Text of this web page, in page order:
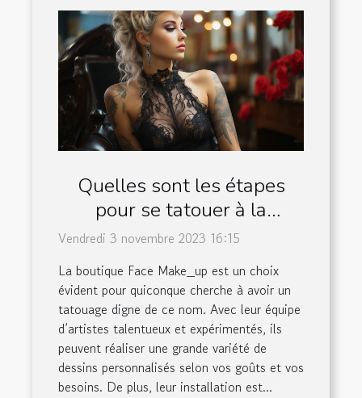
Quelles sont les étapes
pour se tatouer à la
boutique Face Make_up ?
Vendredi 3 novembre 2023 16:15
La boutique Face Make_up est un choix
évident pour quiconque cherche à avoir un
tatouage digne de ce nom. Avec leur équipe
d’artistes talentueux et expérimentés, ils
peuvent réaliser une grande variété de
dessins personnalisés selon vos goûts et vos
besoins. De plus, leur installation est...